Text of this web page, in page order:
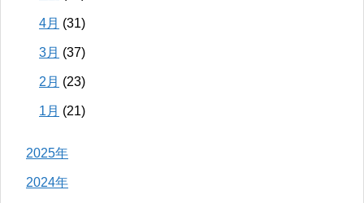
4月 (31)
3月 (37)
2月 (23)
1月 (21)
2025年
2024年